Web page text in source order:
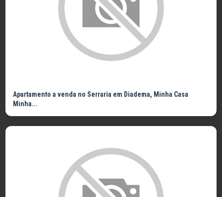
Apartamento a venda no Serraria em Diadema, Minha Casa
Minha...